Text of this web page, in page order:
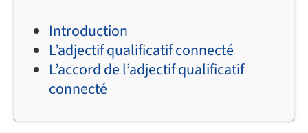
Introduction
L’adjectif qualificatif connecté
L’accord de l’adjectif qualificatif
connecté